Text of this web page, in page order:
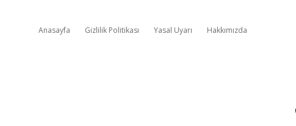
Anasayfa Gizlilik Politikası Yasal Uyarı Hakkımızda